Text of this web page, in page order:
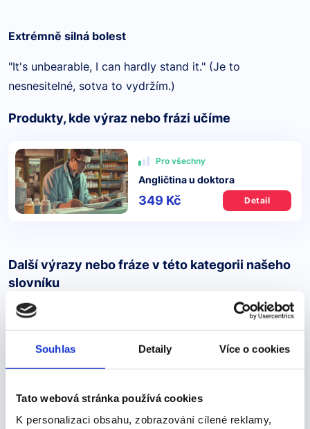
Souhlas Detaily Více o cookies
Tato webová stránka používá cookies
K personalizaci obsahu, zobrazování cílené reklamy,
Extrémně silná bolest
"It's unbearable, I can hardly stand it." (Je to
nesnesitelné, sotva to vydržím.)
Produkty, kde výraz nebo frázi učíme
Pro všechny
Angličtina u doktora
349 Kč Detail
Další výrazy nebo fráze v této kategorii našeho
slovníku
"disfrutar"
IR + A + infinitiv slovesa = blízká budoucnost voy a
disfrutar – užiju si vas a disfrutar – užiješ si va a